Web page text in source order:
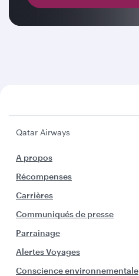
Qatar Airways
A propos
Récompenses
Carrières
Communiqués de presse
Parrainage
Alertes Voyages
Conscience environnementale